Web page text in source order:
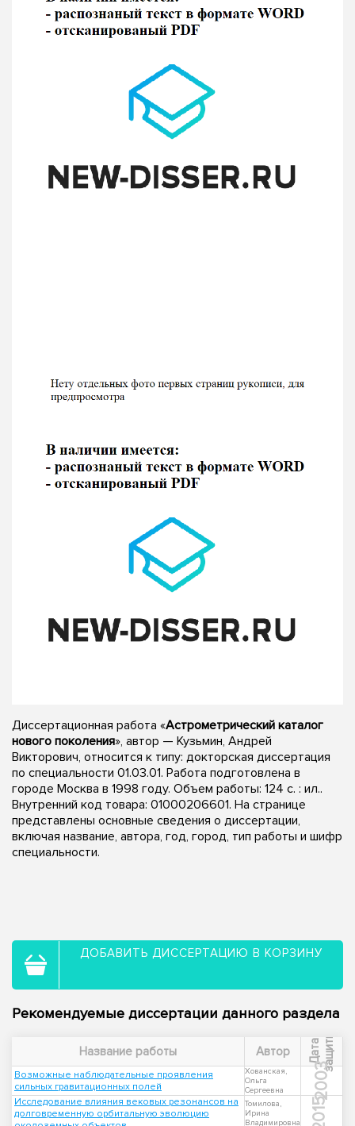
Диссертационная работа «Астрометрический каталог
нового поколения», автор — Кузьмин, Андрей
Викторович, относится к типу: докторская диссертация
по специальности 01.03.01. Работа подготовлена в
городе Москва в 1998 году. Объем работы: 124 с. : ил..
Внутренний код товара: 01000206601. На странице
представлены основные сведения о диссертации,
включая название, автора, год, город, тип работы и шифр
специальности.
ДОБАВИТЬ ДИССЕРТАЦИЮ В КОРЗИНУ
Рекомендуемые диссертации данного раздела
Название работы Автор Д
а
т
а
з
а
щ
и
ты
Возможные наблюдательные проявления
сильных гравитационных полей
Хованская,
Ольга
Сергеевна
2003
Исследование влияния вековых резонансов на
долговременную орбитальную эволюцию
Томилова,
Ирина
Владимировна
2015